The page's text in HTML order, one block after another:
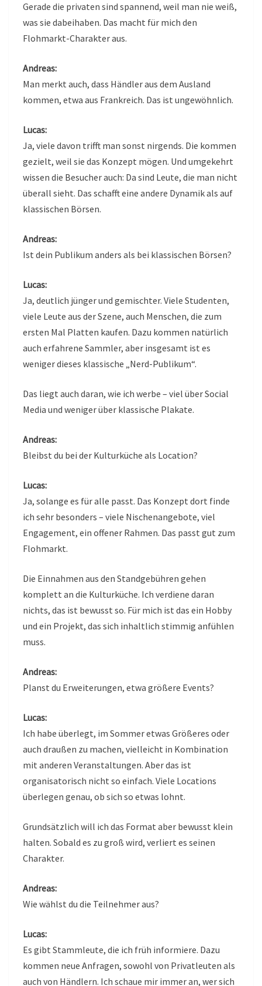
Gerade die privaten sind spannend, weil man nie weiß,
was sie dabeihaben. Das macht für mich den
Flohmarkt-Charakter aus.
Andreas:
Man merkt auch, dass Händler aus dem Ausland
kommen, etwa aus Frankreich. Das ist ungewöhnlich.
Lucas:
Ja, viele davon trifft man sonst nirgends. Die kommen
gezielt, weil sie das Konzept mögen. Und umgekehrt
wissen die Besucher auch: Da sind Leute, die man nicht
überall sieht. Das schafft eine andere Dynamik als auf
klassischen Börsen.
Andreas:
Ist dein Publikum anders als bei klassischen Börsen?
Lucas:
Ja, deutlich jünger und gemischter. Viele Studenten,
viele Leute aus der Szene, auch Menschen, die zum
ersten Mal Platten kaufen. Dazu kommen natürlich
auch erfahrene Sammler, aber insgesamt ist es
weniger dieses klassische „Nerd-Publikum“.
Das liegt auch daran, wie ich werbe – viel über Social
Media und weniger über klassische Plakate.
Andreas:
Bleibst du bei der Kulturküche als Location?
Lucas:
Ja, solange es für alle passt. Das Konzept dort finde
ich sehr besonders – viele Nischenangebote, viel
Engagement, ein offener Rahmen. Das passt gut zum
Flohmarkt.
Die Einnahmen aus den Standgebühren gehen
komplett an die Kulturküche. Ich verdiene daran
nichts, das ist bewusst so. Für mich ist das ein Hobby
und ein Projekt, das sich inhaltlich stimmig anfühlen
muss.
Andreas:
Planst du Erweiterungen, etwa größere Events?
Lucas:
Ich habe überlegt, im Sommer etwas Größeres oder
auch draußen zu machen, vielleicht in Kombination
mit anderen Veranstaltungen. Aber das ist
organisatorisch nicht so einfach. Viele Locations
überlegen genau, ob sich so etwas lohnt.
Grundsätzlich will ich das Format aber bewusst klein
halten. Sobald es zu groß wird, verliert es seinen
Charakter.
Andreas:
Wie wählst du die Teilnehmer aus?
Lucas:
Es gibt Stammleute, die ich früh informiere. Dazu
kommen neue Anfragen, sowohl von Privatleuten als
auch von Händlern. Ich schaue mir immer an, wer sich